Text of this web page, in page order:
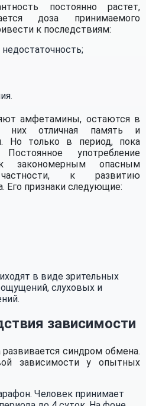
постоянно растет,
доза принимаемого
к последствиям:
амфетамины, остаются в
них отличная память и
Но только в период, пока
употребление
закономерным опасным
к развитию
Его признаки следующие:
в виде зрительных
слуховых и
зависимости
синдром обмена.
зависимости у опытных
Человек принимает